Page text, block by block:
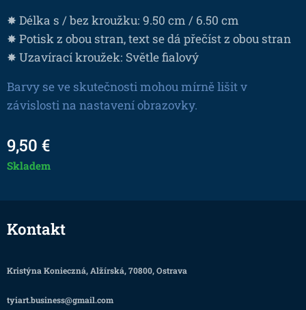
✸ Délka s / bez kroužku: 9.50 cm / 6.50 cm
✸ Potisk z obou stran, text se dá přečíst z obou stran
✸ Uzavírací kroužek: Světle fialový
Barvy se ve skutečnosti mohou mírně lišit v
závislosti na nastavení obrazovky.
9,50 €
Skladem
Kontakt
Kristýna Konieczná, Alžírská, 70800, Ostrava
tyiart.business@gmail.com